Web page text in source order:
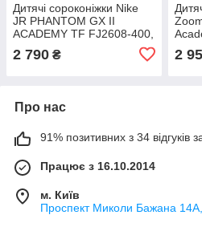
Дитячі сороконіжки Nike
JR PHANTOM GX II
ACADEMY TF FJ2608-400,
Блакитний, Розмір (EU) —
35.5
2 790 ₴ 2
Про нас
91% позитивних з 34 відгуків
Працює з 16.10.2014
м. Київ
Проспект Миколи Бажана 14А,